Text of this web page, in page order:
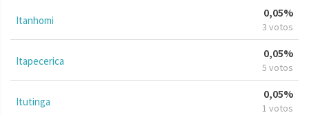
Itanhomi
0,05%
3 votos
Itapecerica
0,05%
5 votos
Itutinga
0,05%
1 votos